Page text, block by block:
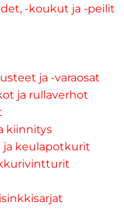
-koukut ja -peilit
ja -varaosat
ja rullaverhot
kiinnitys
keulapotkurit